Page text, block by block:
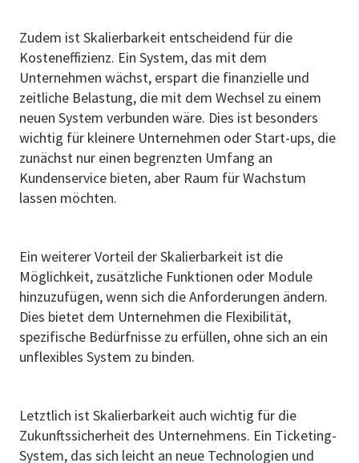
Zudem ist Skalierbarkeit entscheidend für die
Kosteneffizienz. Ein System, das mit dem
Unternehmen wächst, erspart die finanzielle und
zeitliche Belastung, die mit dem Wechsel zu einem
neuen System verbunden wäre. Dies ist besonders
wichtig für kleinere Unternehmen oder Start-ups, die
zunächst nur einen begrenzten Umfang an
Kundenservice bieten, aber Raum für Wachstum
lassen möchten.
Ein weiterer Vorteil der Skalierbarkeit ist die
Möglichkeit, zusätzliche Funktionen oder Module
hinzuzufügen, wenn sich die Anforderungen ändern.
Dies bietet dem Unternehmen die Flexibilität,
spezifische Bedürfnisse zu erfüllen, ohne sich an ein
unflexibles System zu binden.
Letztlich ist Skalierbarkeit auch wichtig für die
Zukunftssicherheit des Unternehmens. Ein Ticketing-
System, das sich leicht an neue Technologien und